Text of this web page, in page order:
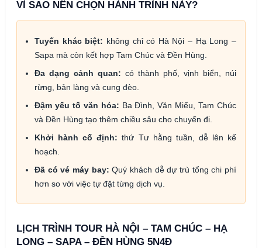
VÌ SAO NÊN CHỌN HÀNH TRÌNH NÀY?
Tuyến khác biệt: không chỉ có Hà Nội – Hạ Long –
Sapa mà còn kết hợp Tam Chúc và Đền Hùng.
Đa dạng cảnh quan: có thành phố, vịnh biển, núi
rừng, bản làng và cung đèo.
Đậm yếu tố văn hóa: Ba Đình, Văn Miếu, Tam Chúc
và Đền Hùng tạo thêm chiều sâu cho chuyến đi.
Khởi hành cố định: thứ Tư hằng tuần, dễ lên kế
hoạch.
Đã có vé máy bay: Quý khách dễ dự trù tổng chi phí
hơn so với việc tự đặt từng dịch vụ.
LỊCH TRÌNH TOUR HÀ NỘI – TAM CHÚC – HẠ
LONG – SAPA – ĐỀN HÙNG 5N4Đ